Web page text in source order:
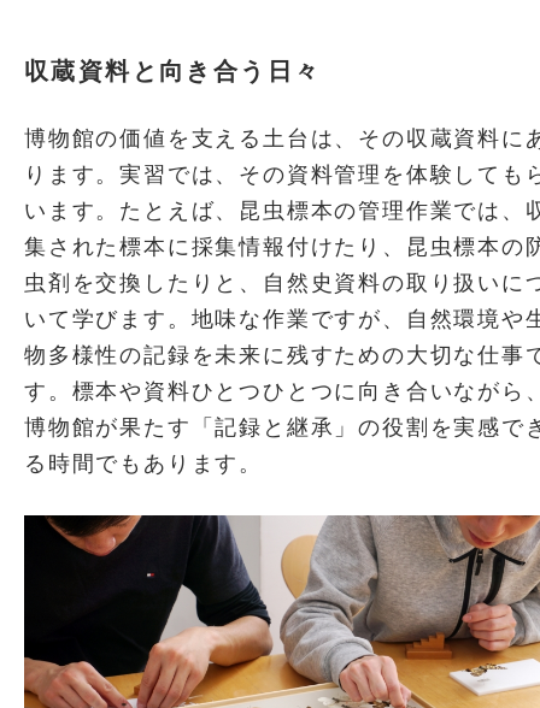
収蔵資料と向き合う日々
博物館の価値を支える土台は、その収蔵資料に
ります。実習では、その資料管理を体験しても
います。たとえば、昆虫標本の管理作業では、
集された標本に採集情報付けたり、昆虫標本の
虫剤を交換したりと、自然史資料の取り扱いに
いて学びます。地味な作業ですが、自然環境や
物多様性の記録を未来に残すための大切な仕事
す。標本や資料ひとつひとつに向き合いながら
博物館が果たす「記録と継承」の役割を実感で
る時間でもあります。